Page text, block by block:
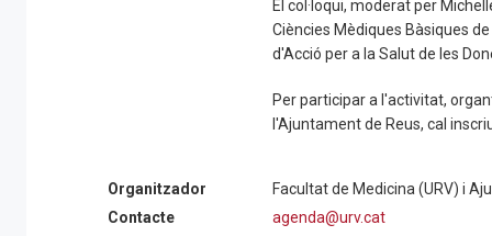
El col·loqui, moderat per
Ciències Mèdiques Bàsiques
d'Acció per a la Salut de les
Per participar a l'activitat,
l'Ajuntament de Reus, cal
Organitzador
Facultat de Medicina (URV) i
Contacte
agenda@urv.cat